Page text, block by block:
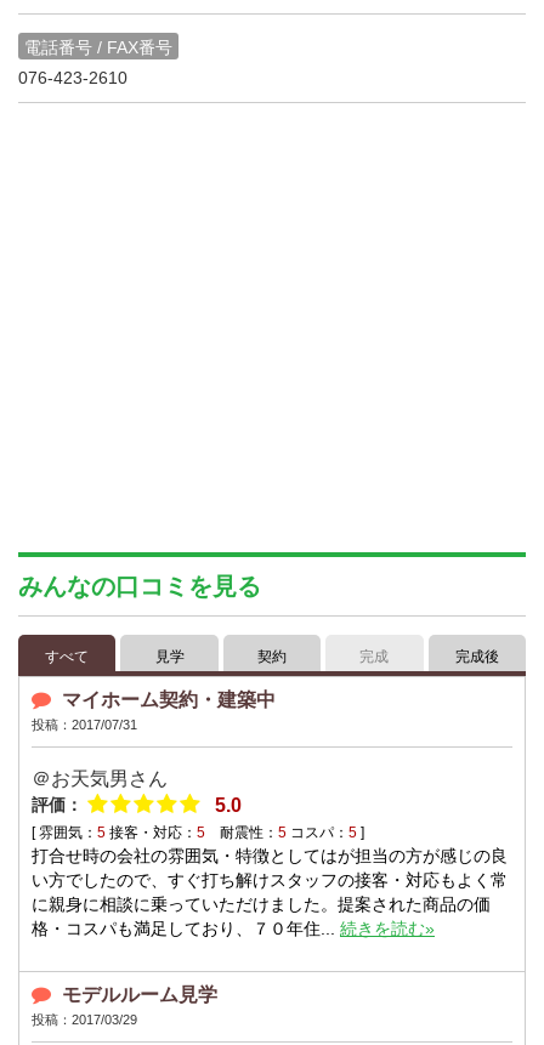
電話番号 / FAX番号
076-423-2610
みんなの口コミを見る
すべて 見学 契約 完成 完成後
マイホーム契約・建築中
投稿：2017/07/31
＠お天気男 さん
評価： 5.0
[ 雰囲気： 5 接客・対応： 5 耐震性： 5 コスパ： 5 ]
打合せ時の会社の雰囲気・特徴としてはが担当の方が感じの良
い方でしたので、すぐ打ち解けスタッフの接客・対応もよく常
に親身に相談に乗っていただけました。提案された商品の価
格・コスパも満足しており、７０年住... 続きを読む»
モデルルーム見学
投稿：2017/03/29